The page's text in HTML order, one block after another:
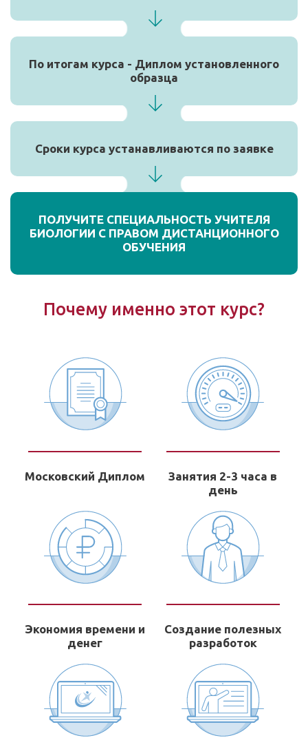
По итогам курса - Диплом установленного
образца
Сроки курса устанавливаются по заявке
ПОЛУЧИТЕ СПЕЦИАЛЬНОСТЬ УЧИТЕЛЯ
БИОЛОГИИ С ПРАВОМ ДИСТАНЦИОННОГО
ОБУЧЕНИЯ
Почему именно этот курс?
Московский Диплом
Занятия 2-3 часа в
день
Экономия времени и
денег
Создание полезных
разработок